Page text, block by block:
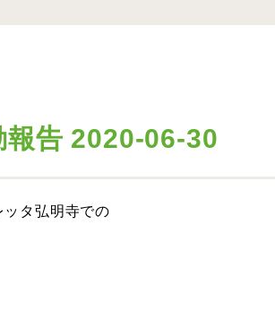
報告 2020-06-30
タ弘明寺での